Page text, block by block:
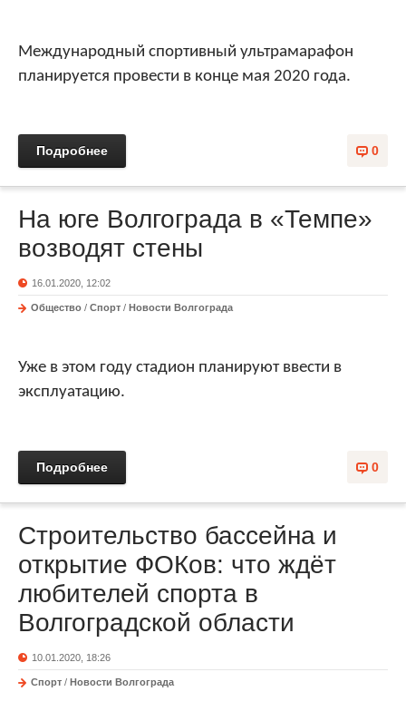
Международный спортивный ультрамарафон
планируется провести в конце мая 2020 года.
0
Подробнее
На юге Волгограда в «Темпе»
возводят стены
16.01.2020, 12:02
Общество / Спорт / Новости Волгограда
Уже в этом году стадион планируют ввести в
эксплуатацию.
0
Подробнее
Строительство бассейна и
открытие ФОКов: что ждёт
любителей спорта в
Волгоградской области
10.01.2020, 18:26
Спорт / Новости Волгограда